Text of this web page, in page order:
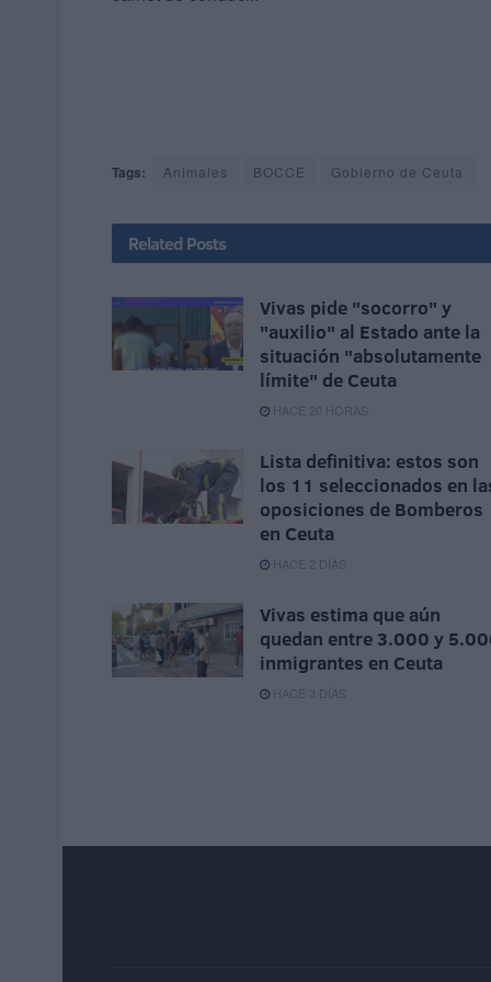
Tags: Animales BOCCE Gobierno de Ceuta
Related Posts
Vivas pide "socorro" y
"auxilio" al Estado ante la
situación "absolutamente
límite" de Ceuta
HACE 20 HORAS
Lista definitiva: estos son
los 11 seleccionados en
oposiciones de Bomberos
en Ceuta
HACE 2 DÍAS
Vivas estima que aún
quedan entre 3.000 y
inmigrantes en Ceuta
HACE 3 DÍAS